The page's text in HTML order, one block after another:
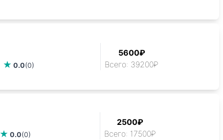
0.0(0)
5600₽
Всего: 39200₽
0.0(0)
2500₽
Всего: 17500₽